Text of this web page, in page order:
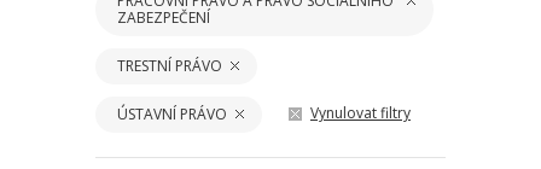
ZABEZPEČENÍ
TRESTNÍ PRÁVO
ÚSTAVNÍ PRÁVO Vynulovat filtry